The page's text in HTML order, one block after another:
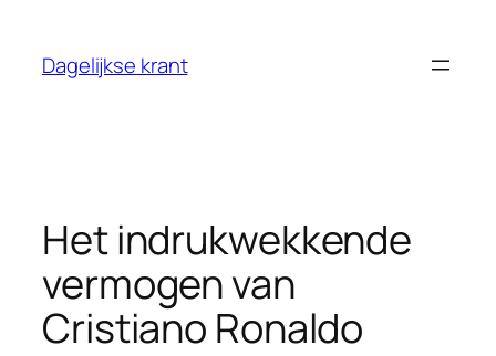
Dagelijkse krant
Het indrukwekkende
vermogen van
Cristiano Ronaldo